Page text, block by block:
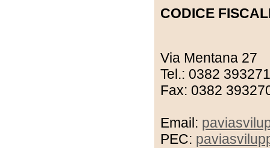
CODICE
Via Mentana 27
Tel.: 0382 393271
Fax: 0382
Email:
PEC: